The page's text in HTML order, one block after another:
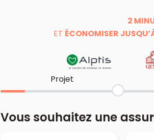
2
ET ÉCONOMISER
Projet
Vous souhaitez une